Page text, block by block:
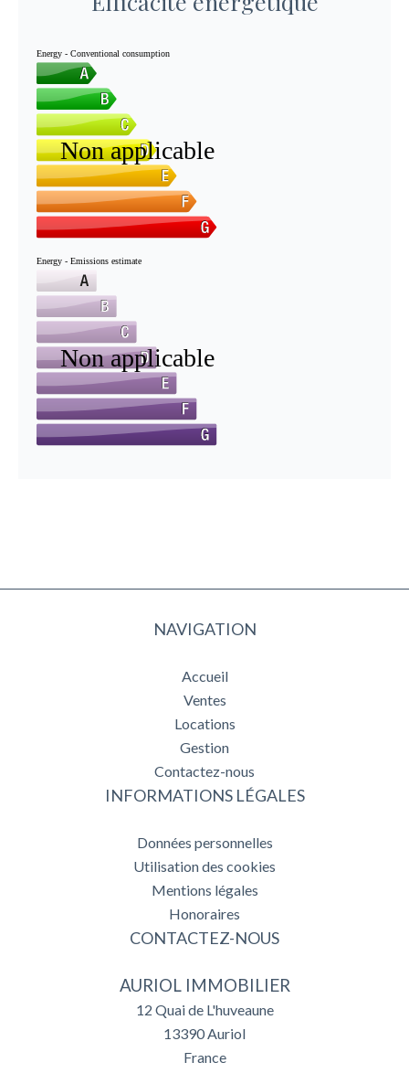
NAVIGATION
Accueil
Ventes
Locations
Gestion
Contactez-nous
INFORMATIONS LÉGALES
Données personnelles
Utilisation des cookies
Mentions légales
Honoraires
CONTACTEZ-NOUS
AURIOL IMMOBILIER
12 Quai de L'huveaune
13390Auriol
France